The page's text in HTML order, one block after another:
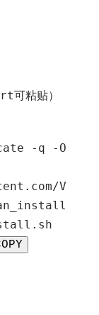
可粘贴）
- q - O
V
.